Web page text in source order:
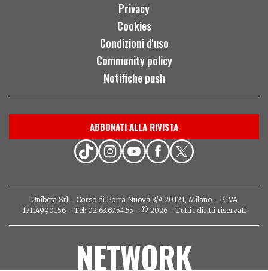
Privacy
Cookies
Condizioni d'uso
Community policy
Notifiche push
ABBONATI ALLA RIVISTA
Unibeta Srl - Corso di Porta Nuova 3/A 20121, Milano - P.IVA
13114990156 - Tel: 02.63.67.54.55 - © 2026 - Tutti i diritti riservati
NETWORK